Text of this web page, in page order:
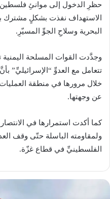
حظرِ الدخول إلى موانئِ فلسطين
الاستهداف نفذت بشكلٍ مشترك
البحرية وسلاحِ الجوِّ المسيّرِ.
وجدَّدت القوات المسلحة اليمنية
تتعامل مع العدوِّ
خلال مرورها في منطقة
عن وجهتها.
كما أكدت استمرارها في
ولمقاومته الباسلة حتّى وقف
الفلسطينيِّ في قطاع غزّة.